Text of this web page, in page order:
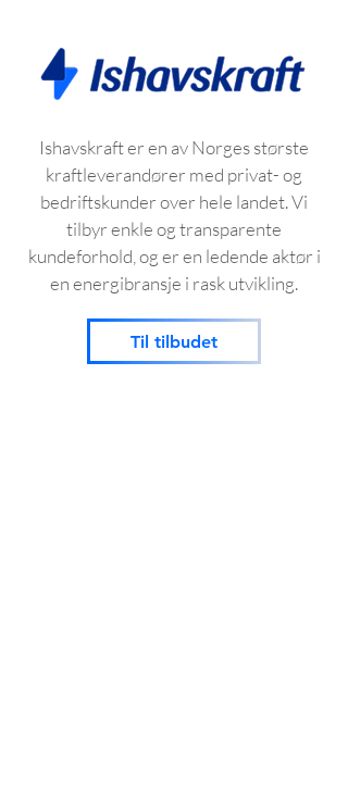
Ishavskraft er en av Norges største
kraftleverandører med privat- og
bedriftskunder over hele landet. Vi
tilbyr enkle og transparente
kundeforhold, og er en ledende aktør i
en energibransje i rask utvikling.
Til tilbudet